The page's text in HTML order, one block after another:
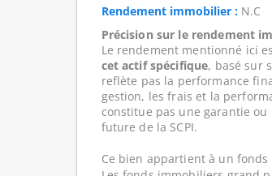
Rendement immobilier :N.C
Précision sur le rendement
Le rendement mentionné ici
cet actif spécifique, basé sur
reflète pas la performance
gestion, les frais et la
constitue pas une garantie
future de la SCPI.
Ce bien appartient à un